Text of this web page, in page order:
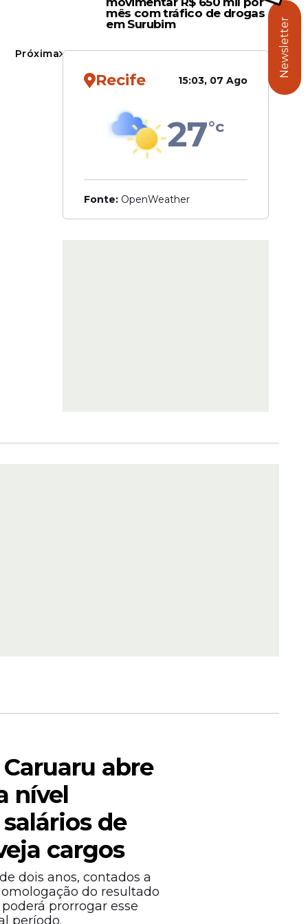
posse
para
veja
Próxima
mês com tráfico de drogas
em Surubim
Recife 15:03, 07 Ago
27°c
Fonte: OpenWeather
abre
nível
de
cargos
dois anos, contados a
do resultado
prorrogar esse
período.
Newsletter